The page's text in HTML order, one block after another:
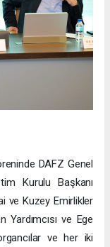
DAFZ Genel
Kurulu Başkanı
ve Kuzey Emirlikler
ve Ege
ve her iki